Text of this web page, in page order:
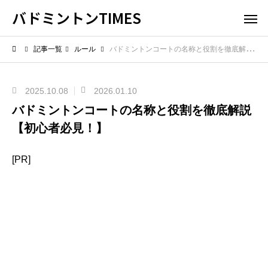
バドミントンTIMES
記事一覧 ルール バドミントンコートの名称と役割を徹底解説【初心者必見！】
2025.10.08 2026.01.10
バドミントンコートの名称と役割を徹底解説
【初心者必見！】
[PR]